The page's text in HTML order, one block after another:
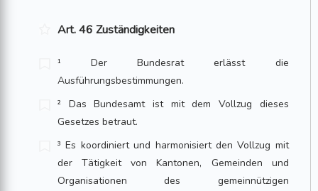
Art. 46 Zuständigkeiten
¹ Der Bundesrat erlässt die
Ausführungsbestimmungen.
² Das Bundesamt ist mit dem Vollzug dieses
Gesetzes betraut.
³ Es koordiniert und harmonisiert den Vollzug mit
der Tätigkeit von Kantonen, Gemeinden und
Organisationen des gemeinnützigen